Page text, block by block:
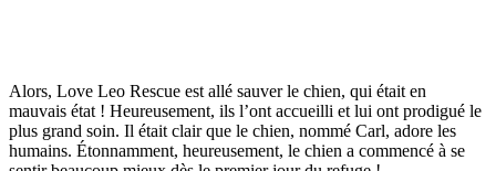
Alors, Love Leo Rescue est allé sauver le chien, qui était en
mauvais état ! Heureusement, ils l’ont accueilli et lui ont prodigué le
plus grand soin. Il était clair que le chien, nommé Carl, adore les
humains. Étonnamment, heureusement, le chien a commencé à se